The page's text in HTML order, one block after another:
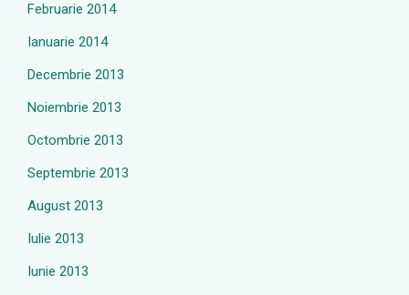
Februarie 2014
Ianuarie 2014
Decembrie 2013
Noiembrie 2013
Octombrie 2013
Septembrie 2013
August 2013
Iulie 2013
Iunie 2013